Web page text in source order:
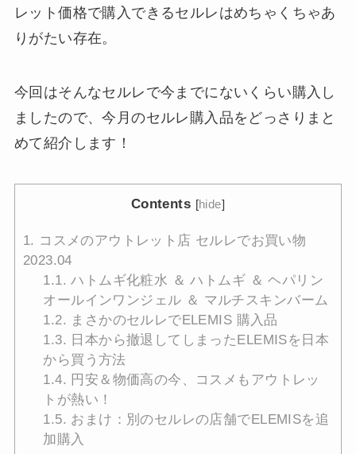
レット価格で購入できるセルレはめちゃくちゃあ
りがたい存在。
今回はそんなセルレで今までにないくらい購入し
ましたので、今月のセルレ購入品をどっさりまと
めて紹介します！
Contents [hide]
1. コスメのアウトレット店 セルレでお買い物
2023.04
1.1. ハトムギ化粧水 ＆ ハトムギ ＆ ヘパリン
オールインワンジェル ＆ マルチスキンバーム
1.2. まさかのセルレでELEMIS 購入品
1.3. 日本から撤退してしまったELEMISを日本
から買う方法
1.4. 円安＆物価高の今、コスメもアウトレッ
トが熱い！
1.5. おまけ：別のセルレの店舗でELEMISを追
加購入